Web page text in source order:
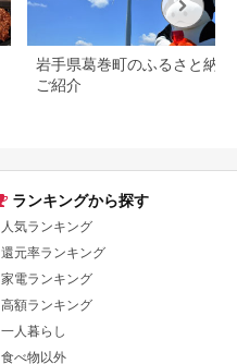
岩手県葛巻町のふるさと納税
ご紹介
ランキングから探す
人気ランキング
還元率ランキング
家電ランキング
高額ランキング
一人暮らし
食べ物以外